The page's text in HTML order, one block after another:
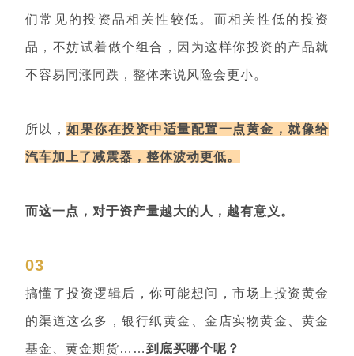
们常见的投资品相关性较低。而相关性低的投资
品，不妨试着做个组合，因为这样你投资的产品就
不容易同涨同跌，整体来说风险会更小。
所以，如果你在投资中适量配置一点黄金，就像给
汽车加上了减震器，整体波动更低。
而这一点，对于资产量越大的人，越有意义。
03
搞懂了投资逻辑后，你可能想问，市场上投资黄金
的渠道这么多，银行纸黄金、金店实物黄金、黄金
基金、黄金期货……到底买哪个呢？